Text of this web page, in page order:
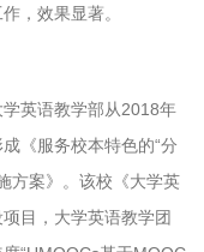
，效果显著。
英语教学部从2018年
《服务校本特色的“分
方案》。该校《大学英
目，大学英语教学团